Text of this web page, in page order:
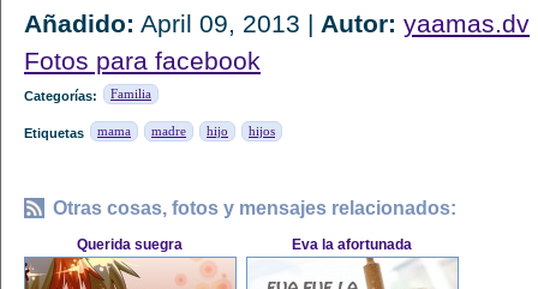
Añadido: April 09, 2013 | Autor: yaamas.dv
Fotos para facebook
Categorías: Familia
Etiquetas mama madre hijo hijos
Otras cosas, fotos y mensajes relacionados:
Querida suegra Eva la afortunada